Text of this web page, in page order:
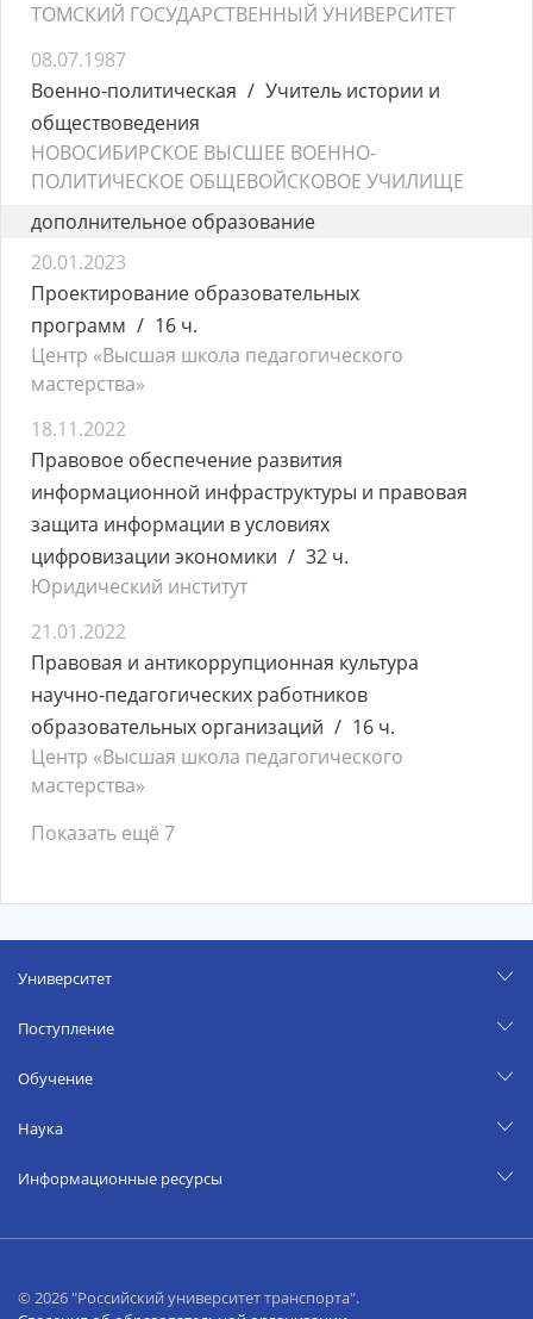
ТОМСКИЙ ГОСУДАРСТВЕННЫЙ УНИВЕРСИТЕТ
08.07.1987
Военно-политическая
Учитель истории и
обществоведения
НОВОСИБИРСКОЕ ВЫСШЕЕ ВОЕННО-
ПОЛИТИЧЕСКОЕ ОБЩЕВОЙСКОВОЕ УЧИЛИЩЕ
дополнительное образование
20.01.2023
Проектирование образовательных
программ
16 ч.
Центр «Высшая школа педагогического
мастерства»
18.11.2022
Правовое обеспечение развития
информационной инфраструктуры и правовая
защита информации в условиях
цифровизации экономики
32 ч.
Юридический институт
21.01.2022
Правовая и антикоррупционная культура
научно-педагогических работников
образовательных организаций
16 ч.
Центр «Высшая школа педагогического
мастерства»
Показать ещё 7
Университет
Поступление
Обучение
Наука
Информационные ресурсы
© 2026 "Российский университет транспорта".